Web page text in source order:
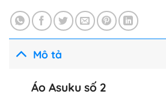
Mô tả
Áo Asuku số 2